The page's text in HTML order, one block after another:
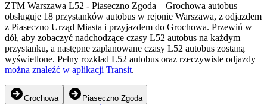
ZTM Warszawa L52 - Piaseczno Zgoda – Grochowa autobus
obsługuje 18 przystanków autobus w rejonie Warszawa, z odjazdem
z Piaseczno Urząd Miasta i przyjazdem do Grochowa. Przewiń w
dół, aby zobaczyć nadchodzące czasy L52 autobus na każdym
przystanku, a następne zaplanowane czasy L52 autobus zostaną
wyświetlone. Pełny rozkład L52 autobus oraz rzeczywiste odjazdy
można znaleźć w aplikacji Transit.
Grochowa Piaseczno Zgoda